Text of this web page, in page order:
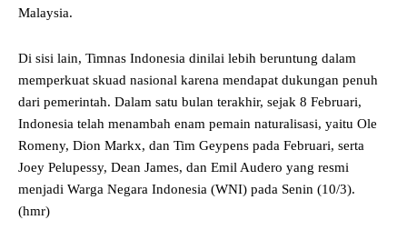
Malaysia.
Di sisi lain, Timnas Indonesia dinilai lebih beruntung dalam
memperkuat skuad nasional karena mendapat dukungan penuh
dari pemerintah. Dalam satu bulan terakhir, sejak 8 Februari,
Indonesia telah menambah enam pemain naturalisasi, yaitu Ole
Romeny, Dion Markx, dan Tim Geypens pada Februari, serta
Joey Pelupessy, Dean James, dan Emil Audero yang resmi
menjadi Warga Negara Indonesia (WNI) pada Senin (10/3).
(hmr)